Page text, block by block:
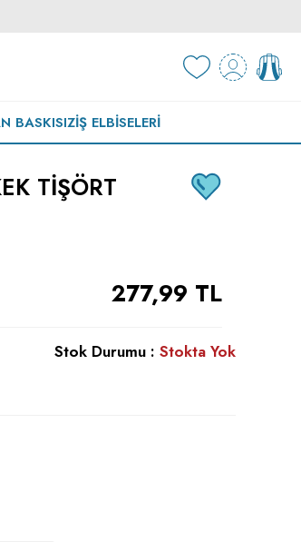
BASKISIZİŞ ELBISELERI
TIŞÖRT
277,99 TL
Stok Durumu : Stokta Yok